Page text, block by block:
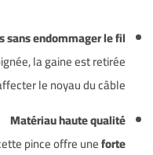
sans endommager le fil
la gaine est retirée
le noyau du câble.
Matériau haute qualité
pince offre uneforte